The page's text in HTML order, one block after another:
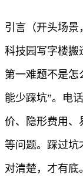
引言（开头场景
科技园写字楼搬
第一难题不是怎
能少踩坑”。电
价、隐形费用、
等问题。踩过坑
对清楚，才有底